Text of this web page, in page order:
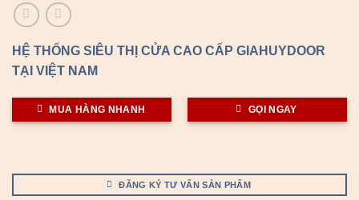
HỆ THỐNG SIÊU THỊ CỬA CAO CẤP GIAHUYDOOR
TẠI VIỆT NAM
MUA HÀNG NHANH GỌI NGAY
ĐĂNG KÝ TƯ VẤN SẢN PHẨM